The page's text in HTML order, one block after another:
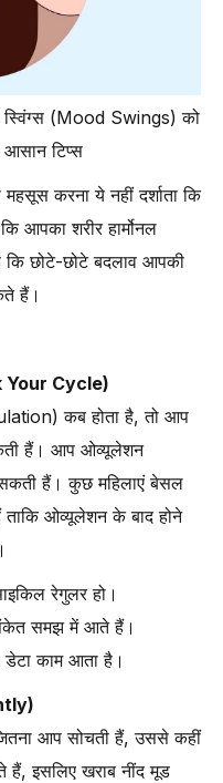
(Mood Swings) को
टिप्स
करना ये नहीं दर्शाता कि
शरीर हार्मोनल
कि छोटे-छोटे बदलाव आपकी
हैं।
Your Cycle)
कब होता है, तो आप
हैं। आप ओव्यूलेशन
हैं। कुछ महिलाएं बेसल
ताकि ओव्यूलेशन के बाद होने
रेगुलर हो।
समझ में आते हैं।
काम आता है।
आप सोचती हैं, उससे कहीं
हैं, इसलिए खराब नींद मूड